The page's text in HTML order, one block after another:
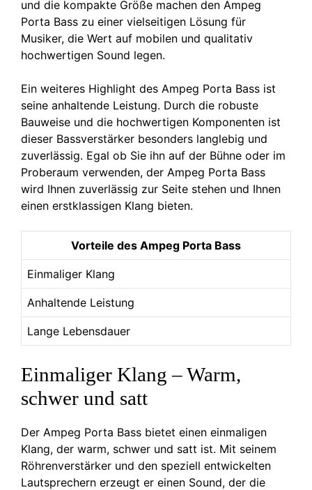
und die kompakte Größe machen den Ampeg
Porta Bass zu einer vielseitigen Lösung für
Musiker, die Wert auf mobilen und qualitativ
hochwertigen Sound legen.
Ein weiteres Highlight des Ampeg Porta Bass ist
seine anhaltende Leistung. Durch die robuste
Bauweise und die hochwertigen Komponenten ist
dieser Bassverstärker besonders langlebig und
zuverlässig. Egal ob Sie ihn auf der Bühne oder im
Proberaum verwenden, der Ampeg Porta Bass
wird Ihnen zuverlässig zur Seite stehen und Ihnen
einen erstklassigen Klang bieten.
Vorteile des Ampeg Porta Bass
Einmaliger Klang
Anhaltende Leistung
Lange Lebensdauer
Einmaliger Klang – Warm,
schwer und satt
Der Ampeg Porta Bass bietet einen einmaligen
Klang, der warm, schwer und satt ist. Mit seinem
Röhrenverstärker und den speziell entwickelten
Lautsprechern erzeugt er einen Sound, der die